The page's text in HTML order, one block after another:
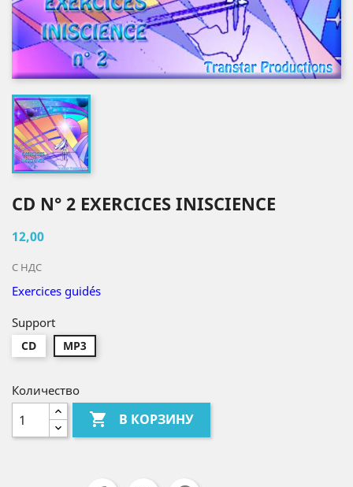
CD N° 2 EXERCICES INISCIENCE
12,00
С НДС
Exercices guidés
Support
CD MP3
Количество
 В КОРЗИНУ